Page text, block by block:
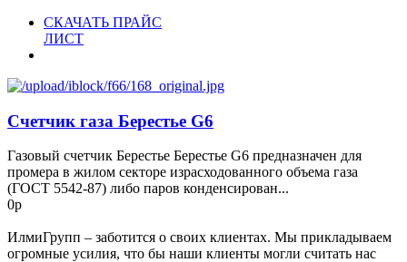
СКАЧАТЬ ПРАЙС
ЛИСТ
Счетчик газа Берестье G6
Газовый счетчик Берестье Берестье G6 предназначен для
промера в жилом секторе израсходованного объема газа
(ГОСТ 5542-87) либо паров конденсирован...
0р
ИлмиГрупп – заботится о своих клиентах. Мы прикладываем
огромные усилия, что бы наши клиенты могли считать нас